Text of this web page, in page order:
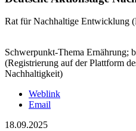
Rat für Nachhaltige Entwicklung
Schwerpunkt-Thema Ernährung;
(Registrierung auf der Plattform
Nachhaltigkeit)
Weblink
Email
18.09.2025